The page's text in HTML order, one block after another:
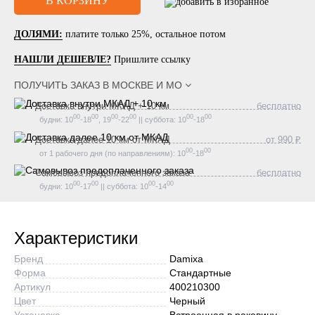
ДОЛЯМИ: платите только 25%, остальное потом
НАШЛИ ДЕШЕВЛЕ? Пришлите ссылку
ПОЛУЧИТЬ ЗАКАЗ В МОСКВЕ И МО
Доставка внутри МКАД + 10 км
будни: 1000-1800 , 1900-2200 || суббота: 1000-1800
бесплатно
Доставка далее 10 км от МКАД
от 1 рабочего дня (по направлениям): 1000-1800
от 990 ₽
Самовывоз предоплаченного заказа
будни: 1000-1700 || суббота: 1000-1400
бесплатно
Характеристики
Бренд
Damixa
Форма
Стандартные
Артикул
400210300
Цвет
Черный